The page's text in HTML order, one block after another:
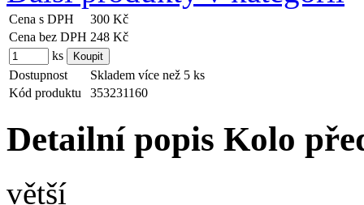
Cena s DPH
300 Kč
Cena bez DPH 248 Kč
ks
Dostupnost
Skladem více než 5 ks
Kód produktu
353231160
Detailní popis Kolo
větší